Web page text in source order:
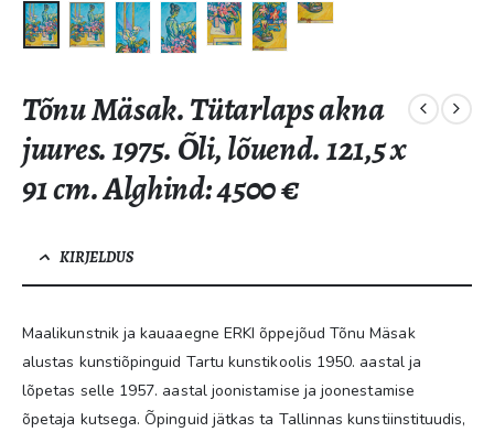
Tõnu Mäsak. Tütarlaps akna
juures. 1975. Õli, lõuend. 121,5 x
91 cm. Alghind: 4500 €
KIRJELDUS
Maalikunstnik ja kauaaegne ERKI õppejõud Tõnu Mäsak
alustas kunstiõpinguid Tartu kunstikoolis 1950. aastal ja
lõpetas selle 1957. aastal joonistamise ja joonestamise
õpetaja kutsega. Õpinguid jätkas ta Tallinnas kunstiinstituudis,